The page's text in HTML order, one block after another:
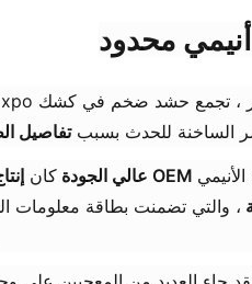
الساخنة للحدث بسببتفاصيل
تمثال PVC عالي الجودة كان
الأنيمي
، والتي تضمنت بطاقة معلومات